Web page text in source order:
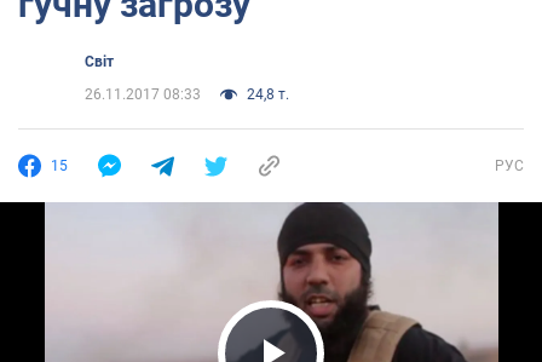
Світ
26.11.2017 08:33
24,8 т.
15 РУС